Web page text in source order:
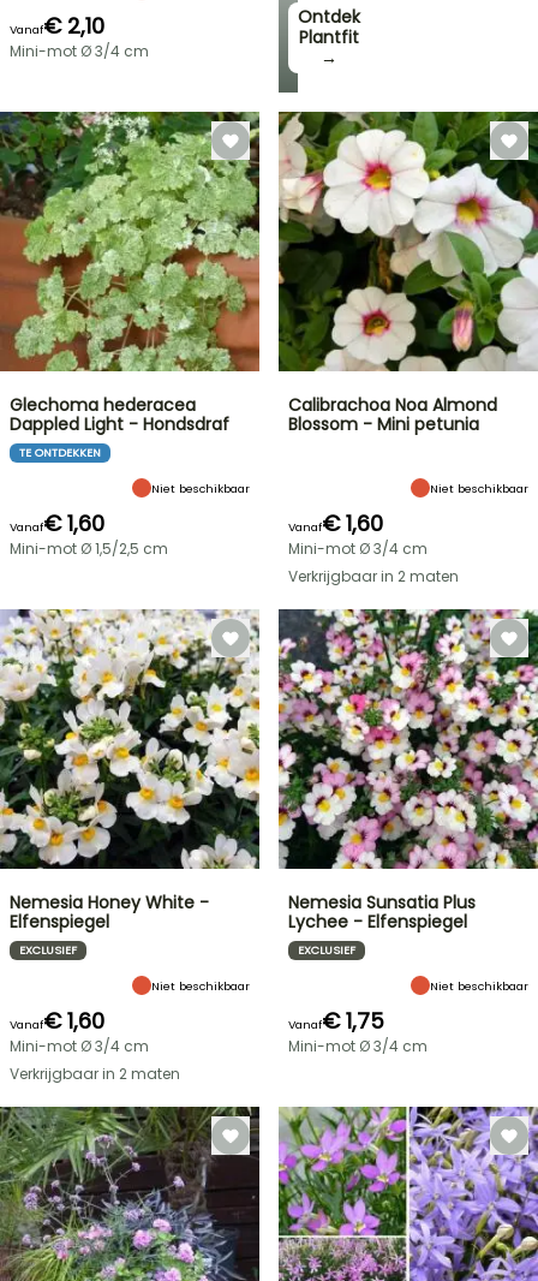
Ontdek
Plantfit
→
Vanaf€ 2,10
Mini-mot Ø 3/4 cm
Glechoma hederacea
Dappled Light - Hondsdraf
TE ONTDEKKEN
Niet beschikbaar
Vanaf€ 1,60
Mini-mot Ø 1,5/2,5 cm
Calibrachoa Noa Almond
Blossom - Mini petunia
Niet beschikbaar
Vanaf€ 1,60
Mini-mot Ø 3/4 cm
Verkrijgbaar in 2 maten
Nemesia Honey White -
Elfenspiegel
EXCLUSIEF
Niet beschikbaar
Vanaf€ 1,60
Mini-mot Ø 3/4 cm
Verkrijgbaar in 2 maten
Nemesia Sunsatia Plus
Lychee - Elfenspiegel
EXCLUSIEF
Niet beschikbaar
Vanaf€ 1,75
Mini-mot Ø 3/4 cm